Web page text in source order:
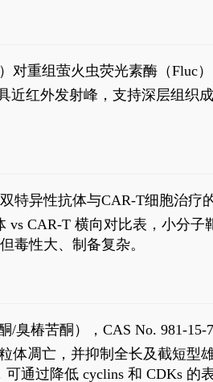
对重组萤火虫荧光素酶（
型中极低给药剂量下的高灵敏
近红外发射峰，支持深层组
特异性抗体与CAR-T细胞治疗
vs CAR-T 横向对比表，小分
毒性大、制备复杂。
/臭椿苦酮），CAS No. 981-
凋亡，并抑制全长及截短型
通过降低 cyclins 和 CDKs